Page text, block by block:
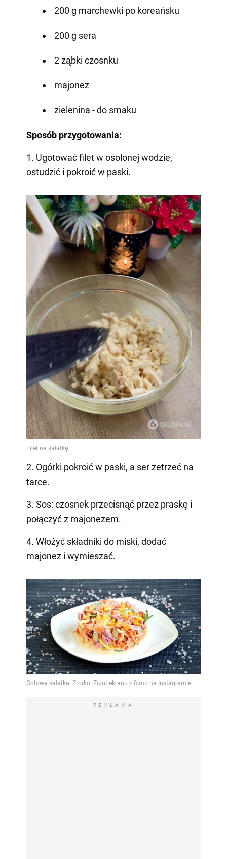
200 g marchewki po koreańsku
200 g sera
2 ząbki czosnku
majonez
zielenina - do smaku
Sposób przygotowania:
1. Ugotować filet w osolonej wodzie,
ostudzić i pokroić w paski.
2. Ogórki pokroić w paski, a ser zetrzeć na
tarce.
3. Sos: czosnek przecisnąć przez praskę i
połączyć z majonezem.
4. Włożyć składniki do miski, dodać
majonez i wymieszać.
REKLAMA